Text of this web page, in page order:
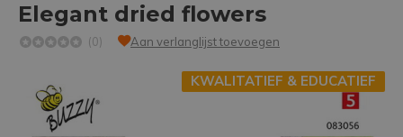
Elegant dried flowers
(0) Aan verlanglijst toevoegen
KWALITATIEF & EDUCATIEF